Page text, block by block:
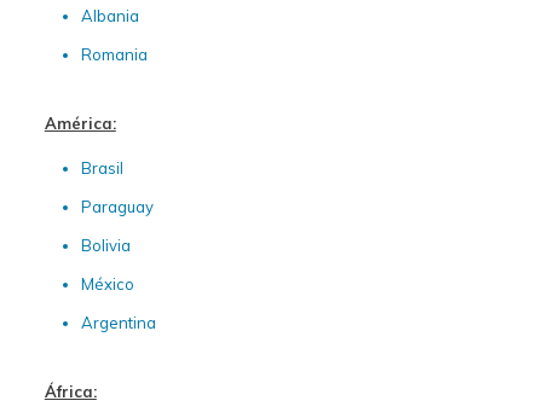
Albania
Romania
América:
Brasil
Paraguay
Bolivia
México
Argentina
África: